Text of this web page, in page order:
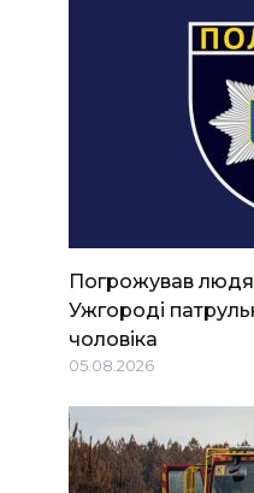
Погрожував
Ужгороді
чоловіка
05.08.2026